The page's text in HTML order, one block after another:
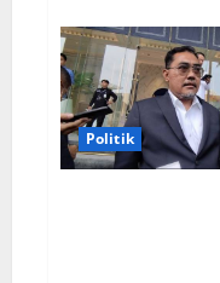
Latar
Wakil
Dubes
RI
Politik